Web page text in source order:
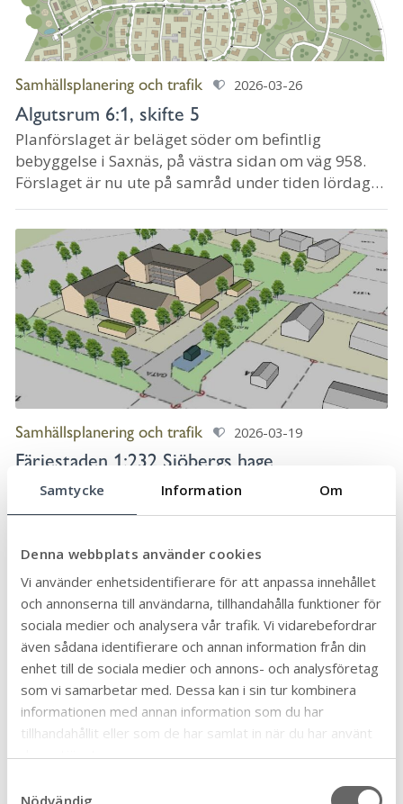
Samtycke Information Om
Denna webbplats använder cookies
Vi använder enhetsidentifierare för att anpassa innehållet
och annonserna till användarna, tillhandahålla funktioner för
sociala medier och analysera vår trafik. Vi vidarebefordrar
även sådana identifierare och annan information från din
enhet till de sociala medier och annons- och analysföretag
som vi samarbetar med. Dessa kan i sin tur kombinera
informationen med annan information som du har
tillhandahållit eller som de har samlat in när du har använt
deras tjänster.
Nödvändig
Samhällsplanering och trafik 2026-03-26
Algutsrum 6:1, skifte 5
Planförslaget är beläget söder om befintlig
bebyggelse i Saxnäs, på västra sidan om väg 958.
Förslaget är nu ute på samråd under tiden lördag
den 28 mars till den 20 april 2026. Synpunkter på
försl...
Samhällsplanering och trafik 2026-03-19
Färjestaden 1:232 Sjöbergs hage
Detaljplan för Färjestaden 1:232 Sjöbergs hage har
Samhällsplanering och trafik 2026-01-02